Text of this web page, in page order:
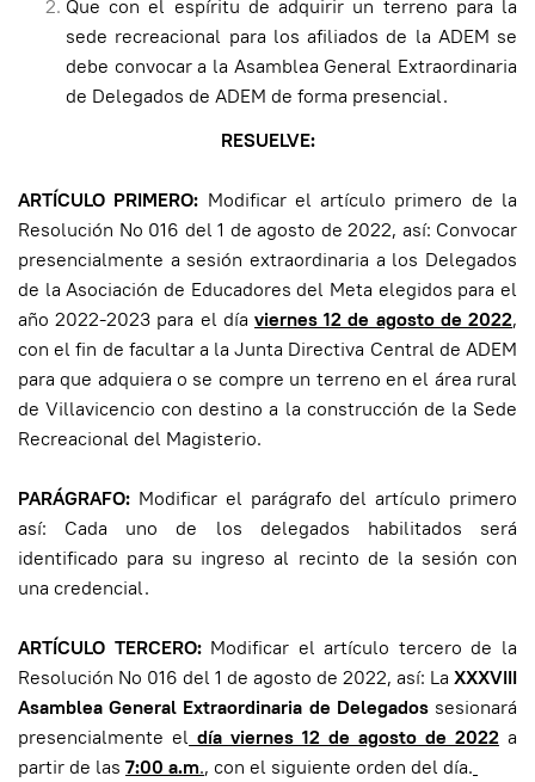
Que con el espíritu de adquirir un terreno para la
sede recreacional para los afiliados de la ADEM se
debe convocar a la Asamblea General Extraordinaria
de Delegados de ADEM de forma presencial.
RESUELVE:
ARTÍCULO PRIMERO: Modificar el artículo primero de la
Resolución No 016 del 1 de agosto de 2022, así: Convocar
presencialmente a sesión extraordinaria a los Delegados
de la Asociación de Educadores del Meta elegidos para el
año 2022-2023 para el día viernes 12 de agosto de 2022,
con el fin de facultar a la Junta Directiva Central de ADEM
para que adquiera o se compre un terreno en el área rural
de Villavicencio con destino a la construcción de la Sede
Recreacional del Magisterio.
PARÁGRAFO: Modificar el parágrafo del artículo primero
así: Cada uno de los delegados habilitados será
identificado para su ingreso al recinto de la sesión con
una credencial.
ARTÍCULO TERCERO:Modificar el artículo tercero de la
Resolución No 016 del 1 de agosto de 2022, así: La XXXVIII
Asamblea General Extraordinaria de Delegados sesionará
presencialmente el día viernes 12 de agosto de 2022 a
partir de las 7:00 a.m., con el siguiente orden del día.